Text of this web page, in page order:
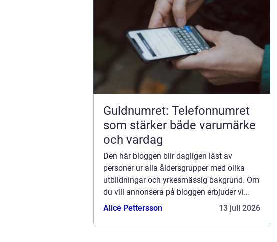
Guldnumret: Telefonnumret
som stärker både varumärke
och vardag
Den här bloggen blir dagligen läst av
personer ur alla åldersgrupper med olika
utbildningar och yrkesmässig bakgrund. Om
du vill annonsera på bloggen erbjuder vi
flera möjligheter. Bannerannonser är endast
Alice Pettersson 13 juli 2026